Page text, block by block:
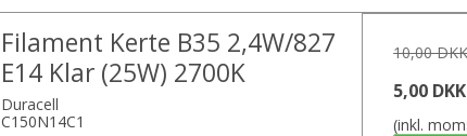
Filament Kerte B35 2,4W/827
E14 Klar (25W) 2700K
Duracell
C150N14C1
10,00 DKK
5,00 DKK
(inkl.